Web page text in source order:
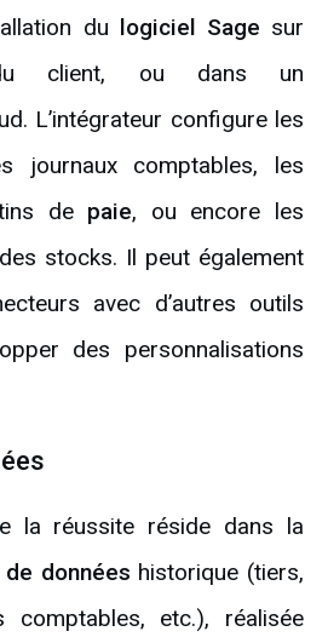
du logiciel Sage sur
du client, ou dans un
L’intégrateur configure les
journaux comptables, les
de paie, ou encore les
stocks. Il peut également
avec d’autres outils
des personnalisations
la réussite réside dans la
de données historique (tiers,
comptables, etc.), réalisée